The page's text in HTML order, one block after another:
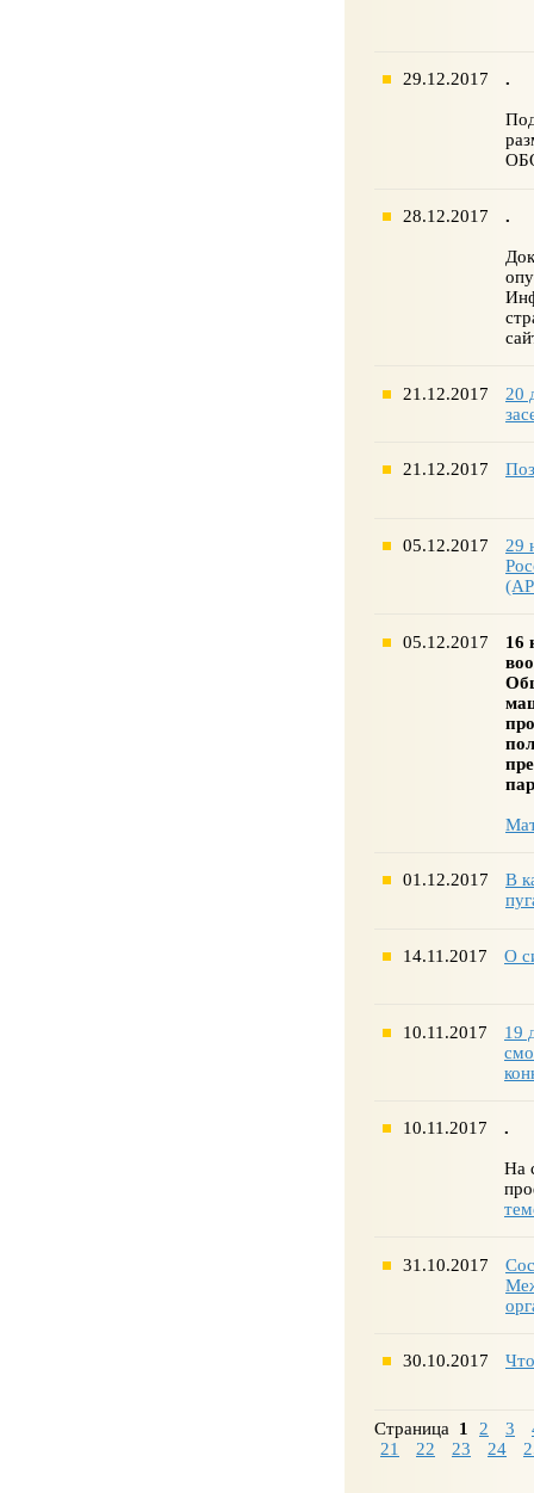
29.12.2017 .
28.12.2017 .
21.12.2017
20
21.12.2017
05.12.2017
29
05.12.2017
16
01.12.2017
В
14.11.2017 О
10.11.2017
19
10.11.2017 .
На
31.10.2017
30.10.2017
Страница 1 2 3
21
22 23 24